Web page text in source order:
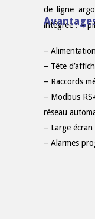
de ligne
intégrée : 4
–
– Tête
– Raccords
– Modbus
réseau
– Large écran
– Alarmes